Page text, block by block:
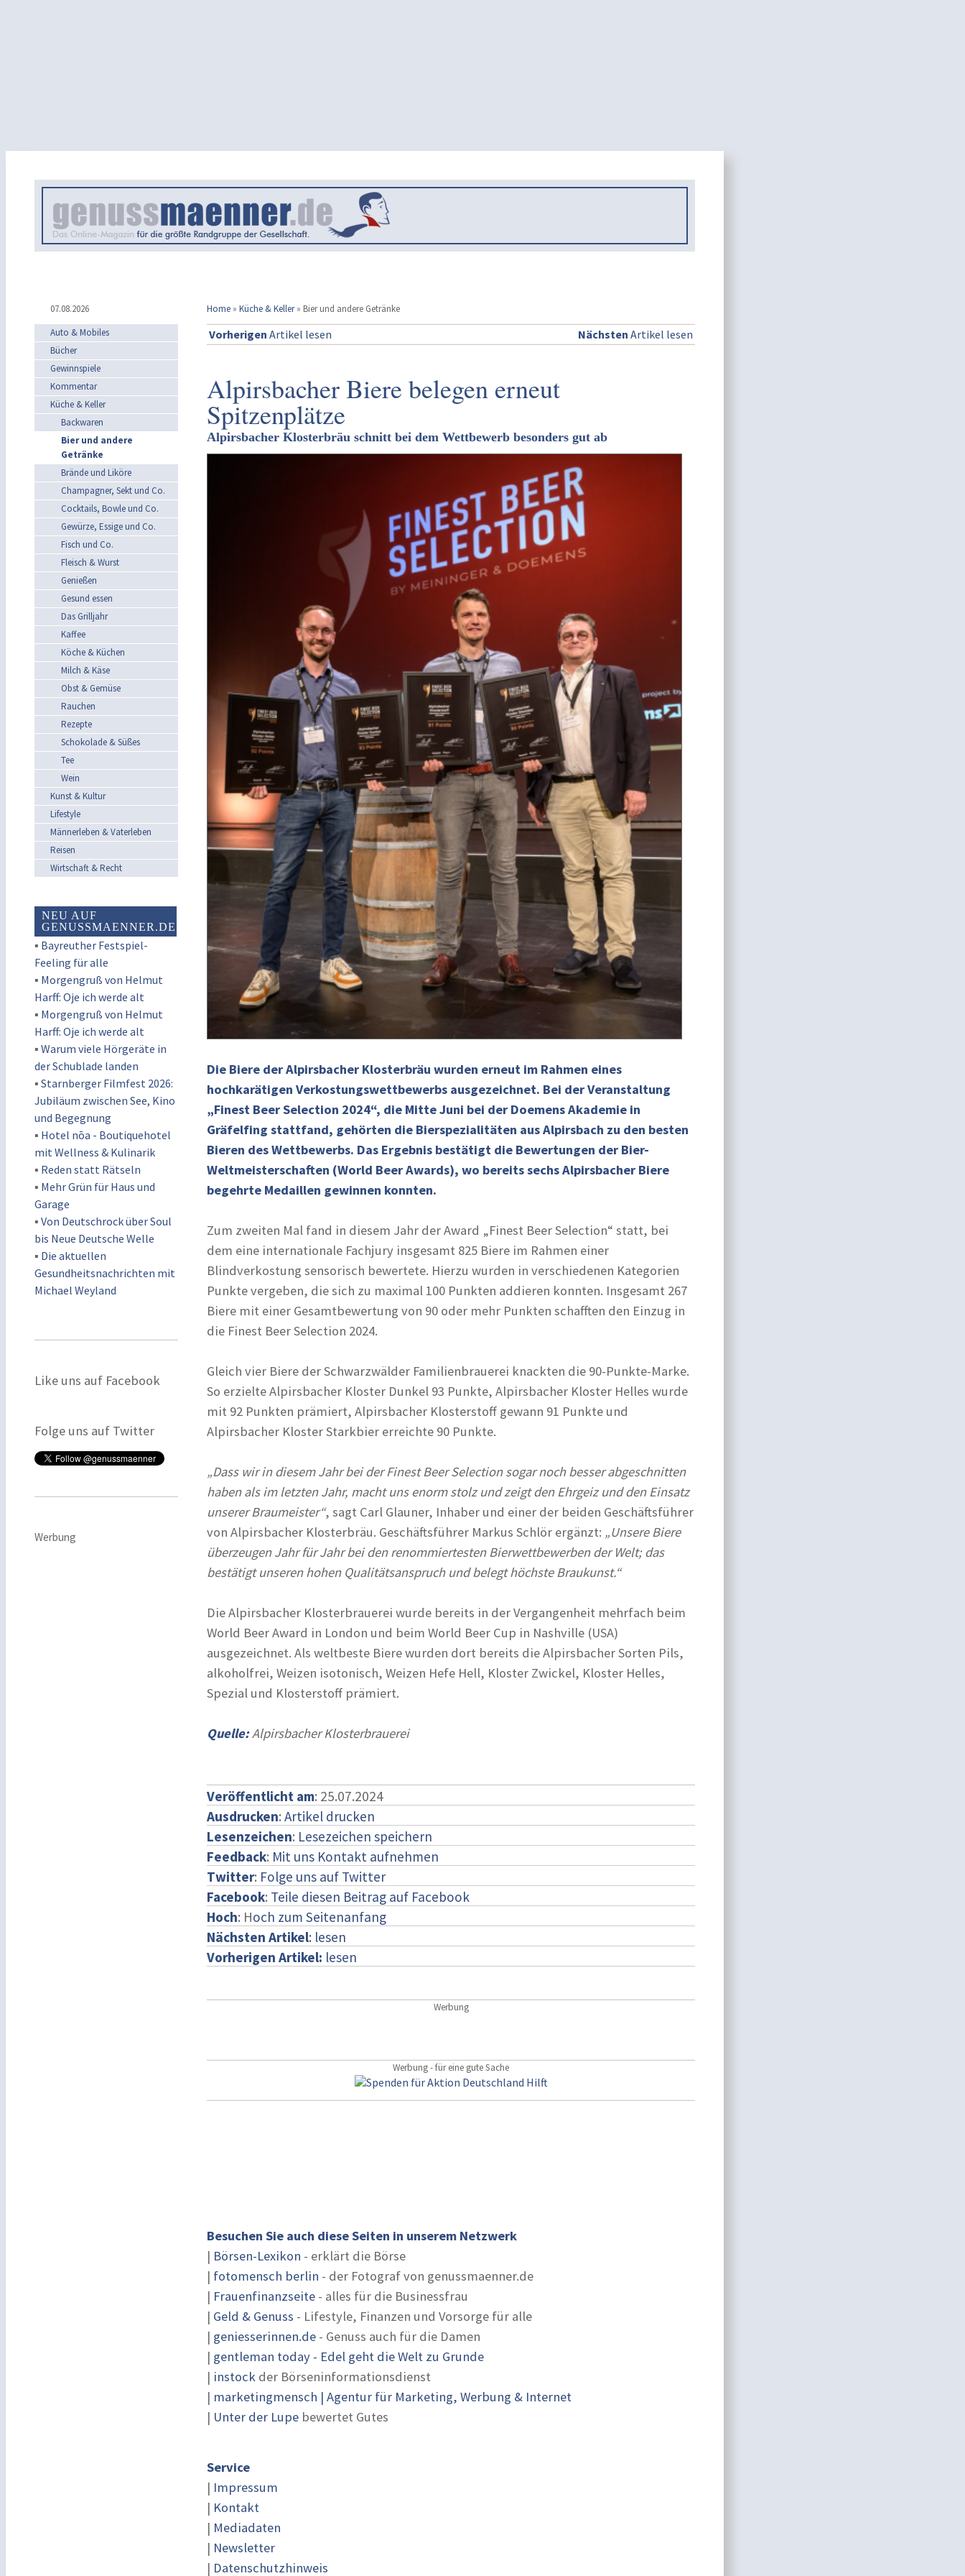
07.08.2026 Home » Küche & Keller » Bier und andere Getränke
Auto & Mobiles
Bücher
Gewinnspiele
Kommentar
Küche & Keller
Backwaren
Bier und andere
Getränke
Brände und Liköre
Champagner, Sekt und Co.
Cocktails, Bowle und Co.
Gewürze, Essige und Co.
Fisch und Co.
Fleisch & Wurst
Genießen
Gesund essen
Das Grilljahr
Kaffee
Köche & Küchen
Milch & Käse
Obst & Gemüse
Rauchen
Rezepte
Schokolade & Süßes
Tee
Wein
Kunst & Kultur
Lifestyle
Männerleben & Vaterleben
Reisen
Wirtschaft & Recht
NEU AUF
GENUSSMAENNER.DE
▪ Bayreuther Festspiel-
Feeling für alle
▪ Morgengruß von Helmut
Harff: Oje ich werde alt
▪ Morgengruß von Helmut
Harff: Oje ich werde alt
▪ Warum viele Hörgeräte in
der Schublade landen
▪ Starnberger Filmfest 2026:
Jubiläum zwischen See, Kino
und Begegnung
▪ Hotel nōa - Boutiquehotel
mit Wellness & Kulinarik
▪ Reden statt Rätseln
▪ Mehr Grün für Haus und
Garage
▪ Von Deutschrock über Soul
bis Neue Deutsche Welle
▪ Die aktuellen
Gesundheitsnachrichten mit
Michael Weyland
Like uns auf Facebook
Folge uns auf Twitter
Werbung
Vorherigen Artikel lesen Nächsten Artikel lesen
Alpirsbacher Biere belegen erneut
Spitzenplätze
Alpirsbacher Klosterbräu schnitt bei dem Wettbewerb besonders gut ab
Die Biere der Alpirsbacher Klosterbräu wurden erneut im Rahmen eines
hochkarätigen Verkostungswettbewerbs ausgezeichnet. Bei der Veranstaltung
„Finest Beer Selection 2024“, die Mitte Juni bei der Doemens Akademie in
Gräfelfing stattfand, gehörten die Bierspezialitäten aus Alpirsbach zu den besten
Bieren des Wettbewerbs. Das Ergebnis bestätigt die Bewertungen der Bier-
Weltmeisterschaften (World Beer Awards), wo bereits sechs Alpirsbacher Biere
begehrte Medaillen gewinnen konnten.
Zum zweiten Mal fand in diesem Jahr der Award „Finest Beer Selection“ statt, bei
dem eine internationale Fachjury insgesamt 825 Biere im Rahmen einer
Blindverkostung sensorisch bewertete. Hierzu wurden in verschiedenen Kategorien
Punkte vergeben, die sich zu maximal 100 Punkten addieren konnten. Insgesamt 267
Biere mit einer Gesamtbewertung von 90 oder mehr Punkten schafften den Einzug in
die Finest Beer Selection 2024.
Gleich vier Biere der Schwarzwälder Familienbrauerei knackten die 90-Punkte-Marke.
So erzielte Alpirsbacher Kloster Dunkel 93 Punkte, Alpirsbacher Kloster Helles wurde
mit 92 Punkten prämiert, Alpirsbacher Klosterstoff gewann 91 Punkte und
Alpirsbacher Kloster Starkbier erreichte 90 Punkte.
„Dass wir in diesem Jahr bei der Finest Beer Selection sogar noch besser abgeschnitten
haben als im letzten Jahr, macht uns enorm stolz und zeigt den Ehrgeiz und den Einsatz
unserer Braumeister“, sagt Carl Glauner, Inhaber und einer der beiden Geschäftsführer
von Alpirsbacher Klosterbräu. Geschäftsführer Markus Schlör ergänzt: „Unsere Biere
überzeugen Jahr für Jahr bei den renommiertesten Bierwettbewerben der Welt; das
bestätigt unseren hohen Qualitätsanspruch und belegt höchste Braukunst.“
Die Alpirsbacher Klosterbrauerei wurde bereits in der Vergangenheit mehrfach beim
World Beer Award in London und beim World Beer Cup in Nashville (USA)
ausgezeichnet. Als weltbeste Biere wurden dort bereits die Alpirsbacher Sorten Pils,
alkoholfrei, Weizen isotonisch, Weizen Hefe Hell, Kloster Zwickel, Kloster Helles,
Spezial und Klosterstoff prämiert.
Quelle:Alpirsbacher Klosterbrauerei
Veröffentlicht am: 25.07.2024
Ausdrucken: Artikel drucken
Lesenzeichen: Lesezeichen speichern
Feedback: Mit uns Kontakt aufnehmen
Twitter: Folge uns auf Twitter
Facebook: Teile diesen Beitrag auf Facebook
Hoch: Hoch zum Seitenanfang
Nächsten Artikel: lesen
Vorherigen Artikel: lesen
Werbung
Werbung - für eine gute Sache
Besuchen Sie auch diese Seiten in unserem Netzwerk
| Börsen-Lexikon - erklärt die Börse
| fotomensch berlin - der Fotograf von genussmaenner.de
| Frauenfinanzseite - alles für die Businessfrau
| Geld & Genuss - Lifestyle, Finanzen und Vorsorge für alle
| geniesserinnen.de - Genuss auch für die Damen
| gentleman today - Edel geht die Welt zu Grunde
| instock der Börseninformationsdienst
| marketingmensch | Agentur für Marketing, Werbung & Internet
| Unter der Lupe bewertet Gutes
Service
| Impressum
| Kontakt
| Mediadaten
| Newsletter
| Datenschutzhinweis